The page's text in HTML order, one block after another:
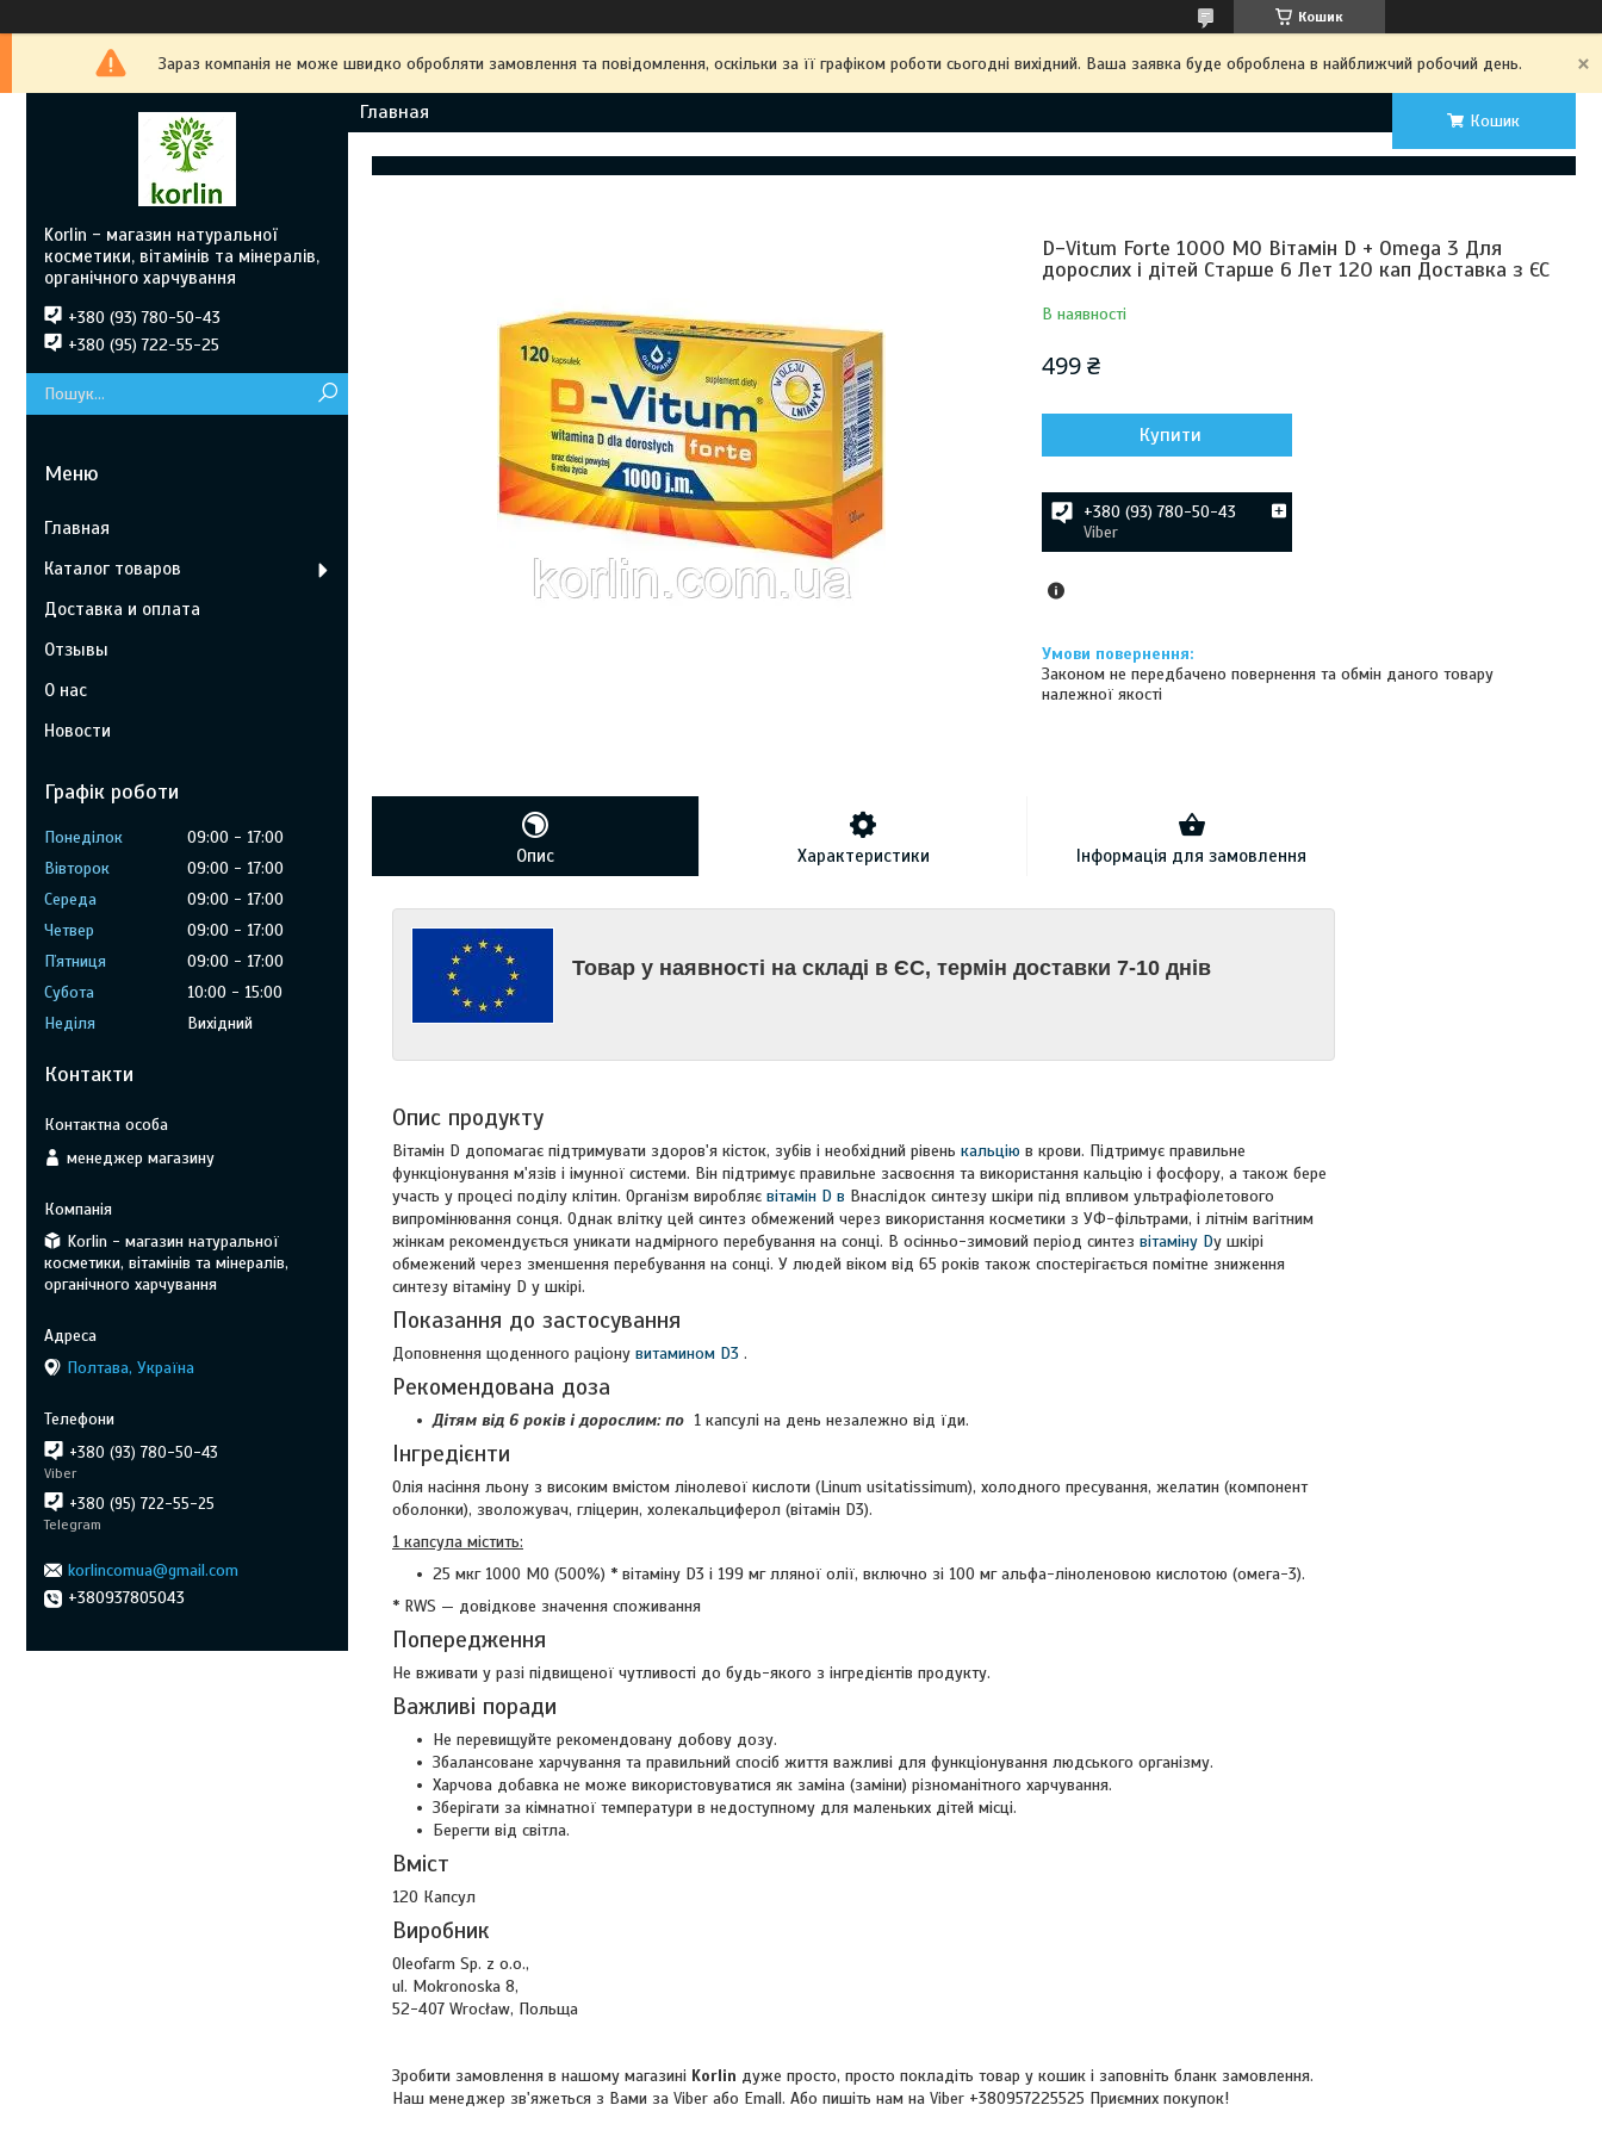
Кошик
Зараз компанія не може швидко обробляти замовлення та повідомлення, оскільки за її графіком роботи сьогодні вихідний. Ваша заявка буде оброблена в найближчий робочий день.
Главная Кошик
D-Vitum Forte 1000 МО Вітамін D + Omega 3 Для
дорослих і дітей Старше 6 Лет 120 кап Доставка з ЄС
В наявності
499 ₴
Купити
+380 (93) 780-50-43
Viber
Законом не передбачено повернення та обмін даного товару
належної якості
Опис Характеристики Інформація для замовлення
Товар у наявності на складі в ЄС, термін доставки 7-10 днів
Опис продукту
Вітамін D допомагає підтримувати здоров'я кісток, зубів і необхідний рівень кальцію в крови. Підтримує правильне
функціонування м'язів і імунної системи. Він підтримує правильне засвоєння та використання кальцію і фосфору, а також бере
участь у процесі поділу клітин. Організм виробляє вітамін D в Внаслідок синтезу шкіри під впливом ультрафіолетового
випромінювання сонця. Однак влітку цей синтез обмежений через використання косметики з УФ-фільтрами, і літнім вагітним
жінкам рекомендується уникати надмірного перебування на сонці. В осінньо-зимовий період синтез вітаміну Dу шкірі
обмежений через зменшення перебування на сонці. У людей віком від 65 років також спостерігається помітне зниження
синтезу вітаміну D у шкірі.
Показання до застосування
Доповнення щоденного раціону витамином D3 .
Рекомендована доза
Дітям від 6 років і дорослим: по 1 капсулі на день незалежно від їди.
Інгредієнти
Олія насіння льону з високим вмістом лінолевої кислоти (Linum usitatissimum), холодного пресування, желатин (компонент
оболонки), зволожувач, гліцерин, холекальциферол (вітамін D3).
1 капсула містить:
25 мкг 1000 МО (500%) * вітаміну D3 і 199 мг лляної олії, включно зі 100 мг альфа-ліноленовою кислотою (омега-3).
* RWS — довідкове значення споживання
Попередження
Не вживати у разі підвищеної чутливості до будь-якого з інгредієнтів продукту.
Важливі поради
Не перевищуйте рекомендовану добову дозу.
Збалансоване харчування та правильний спосіб життя важливі для функціонування людського організму.
Харчова добавка не може використовуватися як заміна (заміни) різноманітного харчування.
Зберігати за кімнатної температури в недоступному для маленьких дітей місці.
Берегти від світла.
Вміст
120 Капсул
Виробник
Oleofarm Sp. z o.o.,
ul. Mokronoska 8,
52-407 Wrocław, Польща
Зробити замовлення в нашому магазині Korlin дуже просто, просто покладіть товар у кошик і заповніть бланк замовлення.
Наш менеджер зв'яжеться з Вами за Viber або Emall. Або пишіть нам на Viber +380957225525 Приємних покупок!
Korlin - магазин натуральної
косметики, вітамінів та мінералів,
органічного харчування
+380 (93) 780-50-43
+380 (95) 722-55-25
Главная
Каталог товаров
Доставка и оплата
Отзывы
О нас
Новости
Графік роботи
Понеділок 09:00
17:00
Вівторок
09:00
17:00
Середа
09:00
17:00
Четвер
09:00
17:00
Пʼятниця
09:00
17:00
Субота
10:00
15:00
Неділя
Вихідний
Контакти
менеджер магазину
Korlin - магазин натуральної
косметики, вітамінів та мінералів,
органічного харчування
Полтава, Україна
+380 (93) 780-50-43
Viber
+380 (95) 722-55-25
Telegram
korlincomua@gmail.com
+380937805043